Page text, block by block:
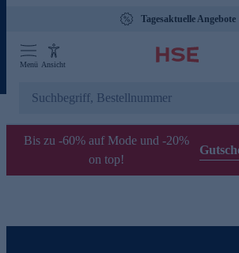
Tagesaktuelle Angebote
Menü Ansicht
Bis zu -60% auf Mode und -20%
on top!